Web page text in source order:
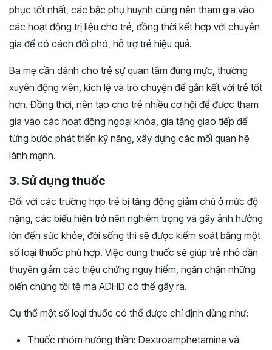
phục tốt nhất, các bậc phụ huynh cũng nên tham gia vào
các hoạt động trị liệu cho trẻ, đồng thời kết hợp với chuyên
gia để có cách đối phó, hỗ trợ trẻ hiệu quả.
Ba mẹ cần dành cho trẻ sự quan tâm đúng mực, thường
xuyên động viên, kích lệ và trò chuyện để gắn kết với trẻ tốt
hơn. Đồng thời, nên tạo cho trẻ nhiều cơ hội để được tham
gia vào các hoạt động ngoại khóa, gia tăng giao tiếp để
từng bước phát triển kỹ năng, xây dựng các mối quan hệ
lành mạnh.
3. Sử dụng thuốc
Đối với các trường hợp trẻ bị tăng động giảm chú ở mức độ
nặng, các biểu hiện trở nên nghiêm trọng và gây ảnh hưởng
lớn đến sức khỏe, đời sống thì sẽ được kiểm soát bằng một
số loại thuốc phù hợp. Việc dùng thuốc sẽ giúp trẻ nhỏ dần
thuyên giảm các triệu chứng nguy hiểm, ngăn chặn những
biến chứng tồi tệ mà ADHD có thể gây ra.
Cụ thể một số loại thuốc có thể được chỉ định dùng như:
Thuốc nhóm hướng thần: Dextroamphetamine và